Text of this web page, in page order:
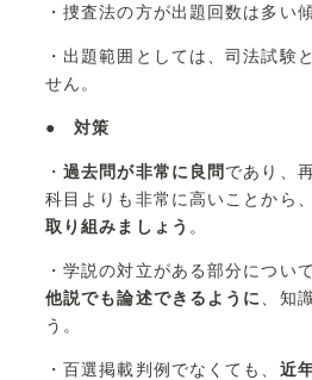
・捜査法の方が出題回数は多い
・出題範囲としては、司法試験
せん。
●対策
・過去問が非常に良問 であり、
科目よりも非常に高いことから、
取り組みましょう 。
・学説の対立がある部分について
他説でも論述できるように
、知
う。
・百選掲載判例でなくても、 近